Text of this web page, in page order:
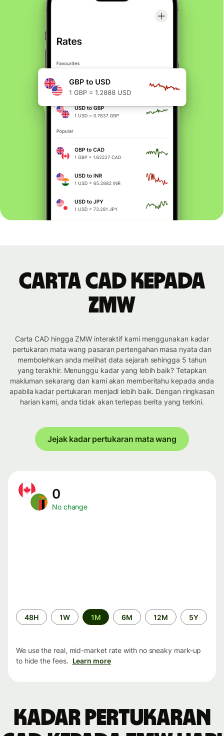
Carta CAD kepada
ZMW
Carta CAD hingga ZMW interaktif kami menggunakan kadar
pertukaran mata wang pasaran pertengahan masa nyata dan
membolehkan anda melihat data sejarah sehingga 5 tahun
yang terakhir. Menunggu kadar yang lebih baik? Tetapkan
makluman sekarang dan kami akan memberitahu kepada anda
apabila kadar pertukaran menjadi lebih baik. Dengan ringkasan
harian kami, anda tidak akan terlepas berita yang terkini.
Jejak kadar pertukaran mata wang
0
No change
Time
period
48H 1W 1M 6M 12M 5Y
We use the real, mid-market rate with no sneaky mark-up
to hide the fees. Learn more
Kadar pertukaran